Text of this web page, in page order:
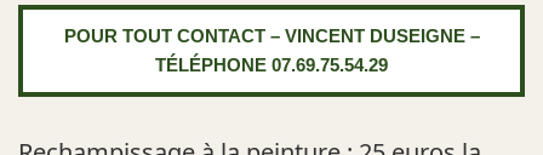
POUR TOUT CONTACT – VINCENT DUSEIGNE –
TÉLÉPHONE 07.69.75.54.29